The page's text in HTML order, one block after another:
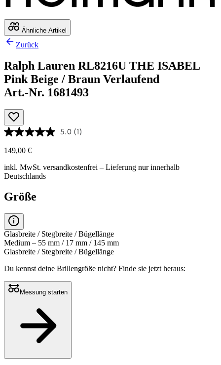
Ähnliche Artikel
Zurück
Ralph Lauren RL8216U THE ISABEL
Pink Beige / Braun Verlaufend
Art.-Nr. 1681493
5.0 (1)
149,00 €
inkl. MwSt. versandkostenfrei – Lieferung nur innerhalb
Deutschlands
Größe
Glasbreite / Stegbreite / Bügellänge
Medium – 55 mm / 17 mm / 145 mm
Glasbreite / Stegbreite / Bügellänge
Du kennst deine Brillengröße nicht? Finde sie jetzt heraus:
Messung starten